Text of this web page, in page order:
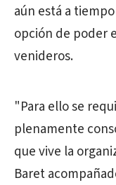
aún está a
opción de poder
venideros.
"Para ello se
plenamente
que vive la
Baret